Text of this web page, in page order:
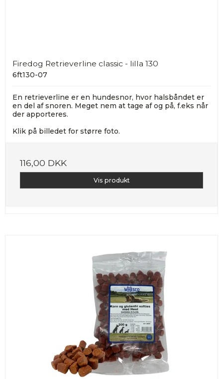
Firedog Retrieverline classic - lilla 130
6ft130-07
En retrieverline er en hundesnor, hvor halsbåndet er
en del af snoren. Meget nem at tage af og på, f.eks når
der apporteres.
Klik på billedet for større foto.
116,00 DKK
Vis produkt